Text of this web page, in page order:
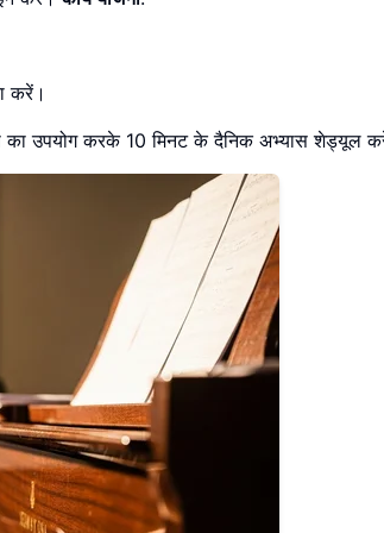
करें।
का उपयोग करके 10 मिनट के दैनिक अभ्यास शेड्यूल